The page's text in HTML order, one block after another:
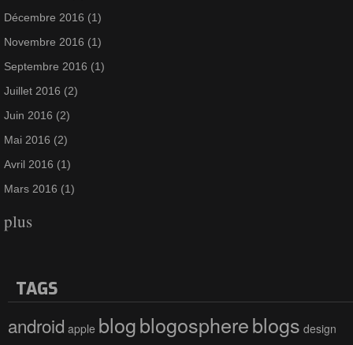
Décembre 2016 (1)
Novembre 2016 (1)
Septembre 2016 (1)
Juillet 2016 (2)
Juin 2016 (2)
Mai 2016 (2)
Avril 2016 (1)
Mars 2016 (1)
plus
TAGS
android apple blogblogosphereblogs design